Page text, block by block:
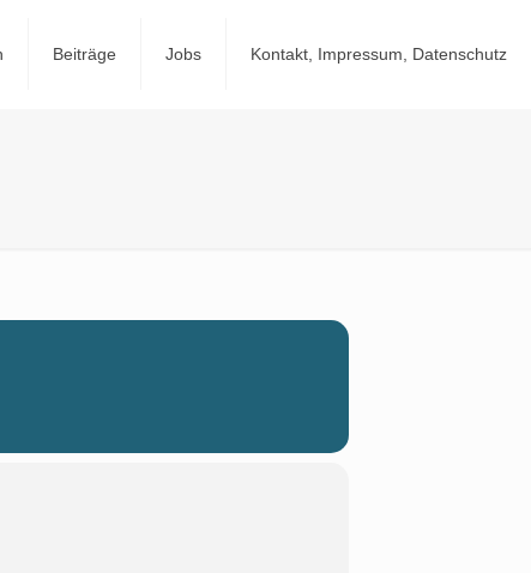
Beiträge Jobs Kontakt, Impressum, Datenschutz